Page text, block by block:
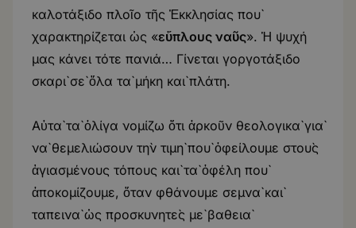
καλοτάξιδο πλοῖο τῆς Ἐκκλησίας ποὺ
χαρακτηρίζεται ὡς «εὔπλους ναῦς». Ἡ ψυχή
μας κάνει τότε πανιά… Γίνεται γοργοτάξιδο
σκαρὶ σὲ ὅλα τὰ μήκη καὶ πλάτη.
Αὐτὰ τὰ ὀλίγα νομίζω ὅτι ἀρκοῦν θεολογικὰ γιὰ
νὰ θεμελιώσουν τὴν τιμὴ ποὺ ὀφείλουμε στοὺς
ἁγιασμένους τόπους καὶ τὰ ὀφέλη ποὺ
ἀποκομίζουμε, ὅταν φθάνουμε σεμνὰ καὶ
ταπεινὰ ὡς προσκυνητὲς μὲ βαθειὰ